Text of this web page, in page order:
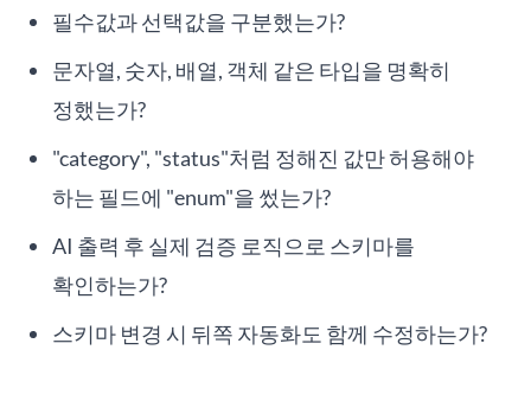
필수값과 선택값을 구분했는가?
문자열, 숫자, 배열, 객체 같은 타입을 명확히
정했는가?
"category", "status"처럼 정해진 값만 허용해야
하는 필드에 "enum"을 썼는가?
AI 출력 후 실제 검증 로직으로 스키마를
확인하는가?
스키마 변경 시 뒤쪽 자동화도 함께 수정하는가?